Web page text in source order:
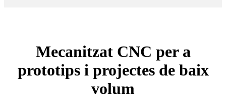
Mecanitzat CNC per a
prototips i projectes de baix
volum